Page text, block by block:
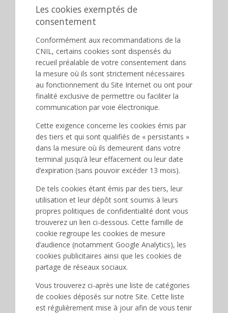
Les cookies exemptés de
consentement
Conformément aux recommandations de la
CNIL, certains cookies sont dispensés du
recueil préalable de votre consentement dans
la mesure où ils sont strictement nécessaires
au fonctionnement du Site Internet ou ont pour
finalité exclusive de permettre ou faciliter la
communication par voie électronique.
Cette exigence concerne les cookies émis par
des tiers et qui sont qualifiés de « persistants »
dans la mesure où ils demeurent dans votre
terminal jusqu’à leur effacement ou leur date
d’expiration (sans pouvoir excéder 13 mois).
De tels cookies étant émis par des tiers, leur
utilisation et leur dépôt sont soumis à leurs
propres politiques de confidentialité dont vous
trouverez un lien ci-dessous. Cette famille de
cookie regroupe les cookies de mesure
d’audience (notamment Google Analytics), les
cookies publicitaires ainsi que les cookies de
partage de réseaux sociaux.
Vous trouverez ci-après une liste de catégories
de cookies déposés sur notre Site. Cette liste
est régulièrement mise à jour afin de vous tenir